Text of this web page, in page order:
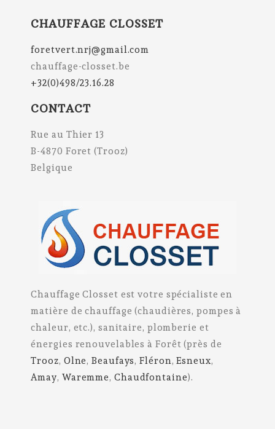
CHAUFFAGE CLOSSET
foretvert.nrj@gmail.com
chauffage-closset.be
+32(0)498/23.16.28
CONTACT
Rue au Thier 13
B-4870 Foret (Trooz)
Belgique
Chauffage Closset est votre spécialiste en
matière de chauffage (chaudières, pompes à
chaleur, etc.), sanitaire, plomberie et
énergies renouvelables à Forêt (près de
Trooz, Olne,Beaufays,Fléron,Esneux,
Amay, Waremme, Chaudfontaine).